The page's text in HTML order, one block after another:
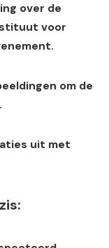
over de
voor
om de
uit met